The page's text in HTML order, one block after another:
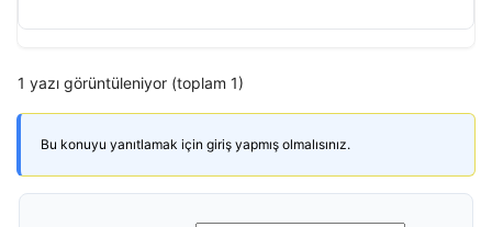
1 yazı görüntüleniyor (toplam 1)
Bu konuyu yanıtlamak için giriş yapmış olmalısınız.